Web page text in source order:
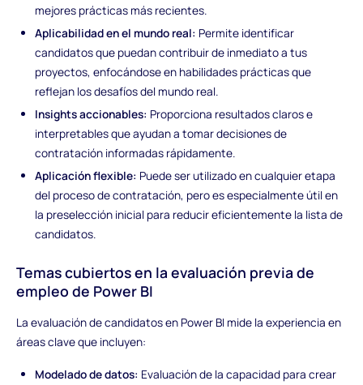
mejores prácticas más recientes.
Aplicabilidad en el mundo real: Permite identificar
candidatos que puedan contribuir de inmediato a tus
proyectos, enfocándose en habilidades prácticas que
reflejan los desafíos del mundo real.
Insights accionables: Proporciona resultados claros e
interpretables que ayudan a tomar decisiones de
contratación informadas rápidamente.
Aplicación flexible: Puede ser utilizado en cualquier etapa
del proceso de contratación, pero es especialmente útil en
la preselección inicial para reducir eficientemente la lista de
candidatos.
Temas cubiertos en la evaluación previa de
empleo de Power BI
La evaluación de candidatos en Power BI mide la experiencia en
áreas clave que incluyen:
Modelado de datos: Evaluación de la capacidad para crear